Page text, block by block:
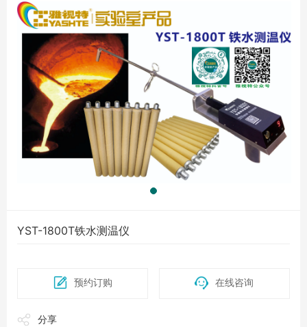
YST-1800T铁水测温仪
预约订购 在线咨询
分享